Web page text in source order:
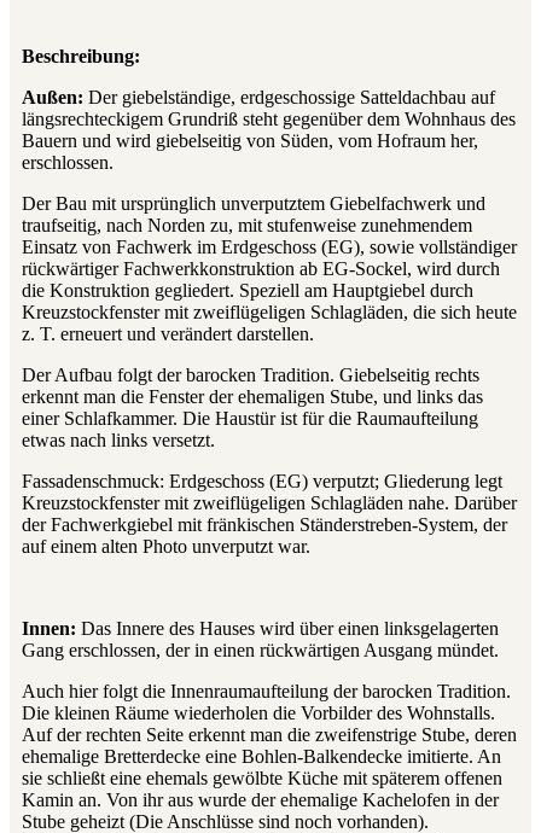
Beschreibung:
Außen: Der giebelständige, erdgeschossige Satteldachbau auf
längsrechteckigem Grundriß steht gegenüber dem Wohnhaus des
Bauern und wird giebelseitig von Süden, vom Hofraum her,
erschlossen.
Der Bau mit ursprünglich unverputztem Giebelfachwerk und
traufseitig, nach Norden zu, mit stufenweise zunehmendem
Einsatz von Fachwerk im Erdgeschoss (EG), sowie vollständiger
rückwärtiger Fachwerkkonstruktion ab EG-Sockel, wird durch
die Konstruktion gegliedert. Speziell am Hauptgiebel durch
Kreuzstockfenster mit zweiflügeligen Schlagläden, die sich heute
z. T. erneuert und verändert darstellen.
Der Aufbau folgt der barocken Tradition. Giebelseitig rechts
erkennt man die Fenster der ehemaligen Stube, und links das
einer Schlafkammer. Die Haustür ist für die Raumaufteilung
etwas nach links versetzt.
Fassadenschmuck: Erdgeschoss (EG) verputzt; Gliederung legt
Kreuzstockfenster mit zweiflügeligen Schlagläden nahe. Darüber
der Fachwerkgiebel mit fränkischen Ständerstreben-System, der
auf einem alten Photo unverputzt war.
Innen: Das Innere des Hauses wird über einen linksgelagerten
Gang erschlossen, der in einen rückwärtigen Ausgang mündet.
Auch hier folgt die Innenraumaufteilung der barocken Tradition.
Die kleinen Räume wiederholen die Vorbilder des Wohnstalls.
Auf der rechten Seite erkennt man die zweifenstrige Stube, deren
ehemalige Bretterdecke eine Bohlen-Balkendecke imitierte. An
sie schließt eine ehemals gewölbte Küche mit späterem offenen
Kamin an. Von ihr aus wurde der ehemalige Kachelofen in der
Stube geheizt (Die Anschlüsse sind noch vorhanden).